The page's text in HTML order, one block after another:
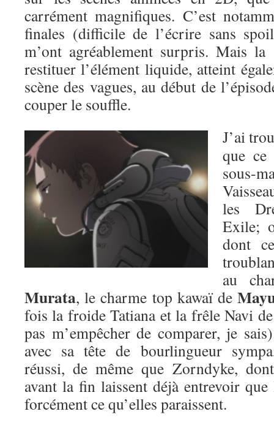
carrément magnifiques. C’est
finales (difficile de l’écrire sans
m’ont agréablement surpris. Mais
restituer l’élément liquide, atteint
scène des vagues, au début de
couper le souffle.
J’ai
que ce
sous-
les
Exile;
dont
au
Murata, le charme top kawaï de
fois la froide Tatiana et la frêle Navi
pas m’empêcher de comparer, je
avec sa tête de bourlingueur
réussi, de même que Zorndyke,
avant la fin laissent déjà entrevoir que
forcément ce qu’elles paraissent.